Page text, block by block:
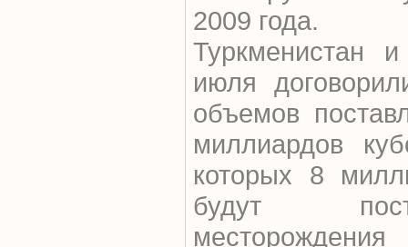
2009 года.
Туркменистан
июля
объемов
миллиардов
которых 8
будут